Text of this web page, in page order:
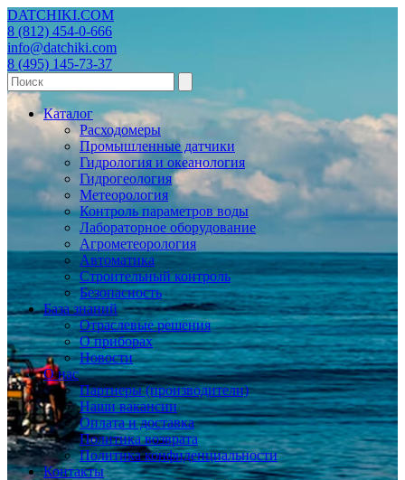
DATCHIKI.COM
8 (812) 454-0-666
info@datchiki.com
8 (495) 145-73-37
Каталог
Расходомеры
Промышленные датчики
Гидрология и океанология
Гидрогеология
Метеорология
Контроль параметров воды
Лабораторное оборудование
Агрометеорология
Автоматика
Строительный контроль
Безопасность
База знаний
Отраслевые решения
О приборах
Новости
О нас
Партнеры (производители)
Наши вакансии
Оплата и доставка
Политика возврата
Политика конфиденциальности
Контакты